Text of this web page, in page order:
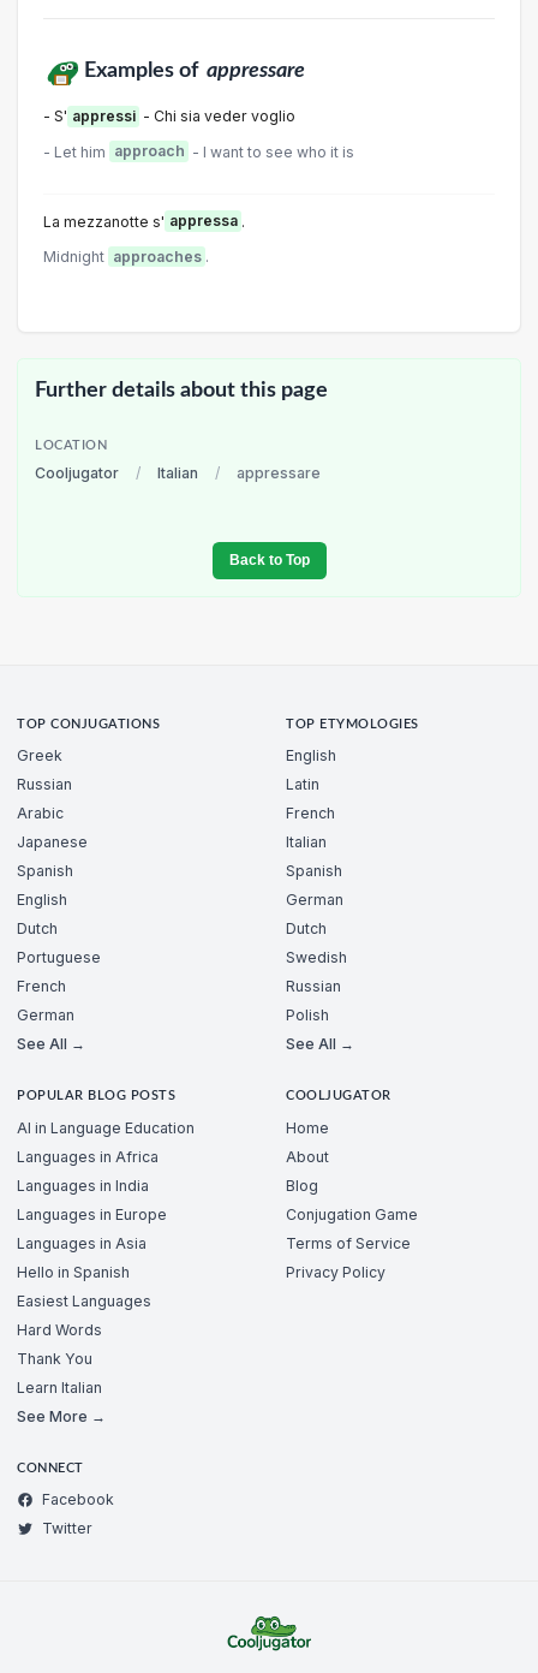
Examples of appressare
- S' appressi - Chi sia veder voglio
- Let him approach - l want to see who it is
La mezzanotte s' appressa .
Midnight approaches .
Further details about this page
LOCATION
Cooljugator / Italian / appressare
Back to Top
TOP CONJUGATIONS
Greek
Russian
Arabic
Japanese
Spanish
English
Dutch
Portuguese
French
German
See All →
TOP ETYMOLOGIES
English
Latin
French
Italian
Spanish
German
Dutch
Swedish
Russian
Polish
See All →
POPULAR BLOG POSTS
AI in Language Education
Languages in Africa
Languages in India
Languages in Europe
Languages in Asia
Hello in Spanish
Easiest Languages
Hard Words
Thank You
Learn Italian
See More →
COOLJUGATOR
Home
About
Blog
Conjugation Game
Terms of Service
Privacy Policy
CONNECT
Facebook
Twitter